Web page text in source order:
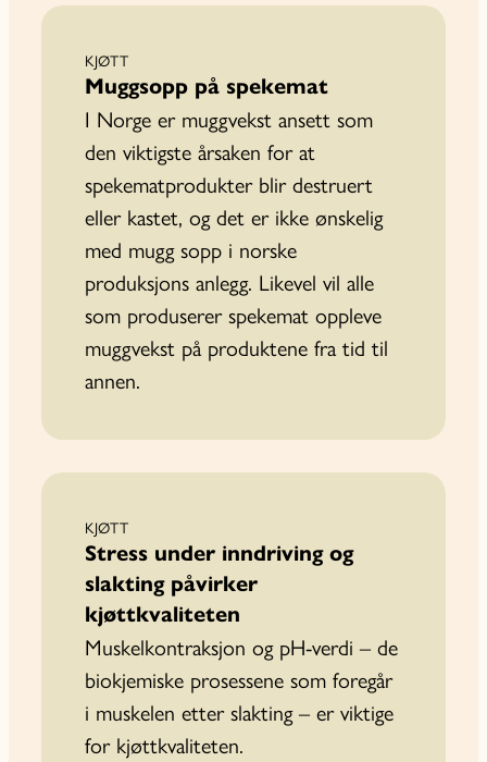
KJØTT
Muggsopp på spekemat
I Norge er muggvekst ansett som
den viktigste årsaken for at
spekematprodukter blir destruert
eller kastet, og det er ikke ønskelig
med mugg­ sopp i norske
produksjons­ anlegg. Likevel vil alle
som produserer spekemat oppleve
muggvekst på produktene fra tid til
annen.
KJØTT
Stress under inndriving og
slakting påvirker
kjøttkvaliteten
Muskelkontraksjon og pH-verdi – de
biokjemiske prosessene som foregår
i muskelen etter slakting – er viktige
for kjøttkvaliteten.